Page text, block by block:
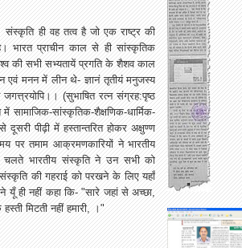
संस्कृति ही वह तत्व है जो एक राष्ट्र की
भारत प्राचीन काल से ही सांस्कृतिक
की सभी सभ्यतायें प्रगति के शैशव काल
एवं मनन में लीन थे-ज्ञानं तृतीयं मनुजस्य
जगत्त्रयोपि।।(सुभाषित रत्न संग्रह:पृष्ठ
में सामाजिक-सांस्कृतिक-शैक्षणिक-धार्मिक-
से दूसरी पीढ़ी में हस्तान्तरित होकर अक्षुण्ण
पर तमाम आक्रमणकारियों ने भारतीय
चलते भारतीय संस्कृति ने उन सभी को
संस्कृति की गहराई को परखने के लिए यहाँ
ने यूँ ही नहीं कहा कि- "सारे जहां से अच्छा,
हस्ती मिटती नहीं हमारी,।"